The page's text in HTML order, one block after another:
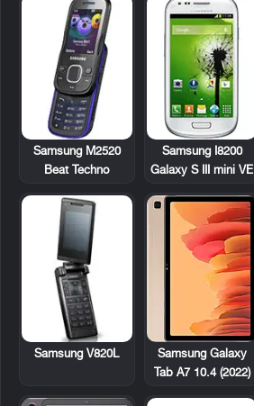
Samsung I8200
Galaxy S III mini VE
Samsung M2520
Beat Techno
Samsung Galaxy
Tab A7 10.4 (2022)
Samsung V820L